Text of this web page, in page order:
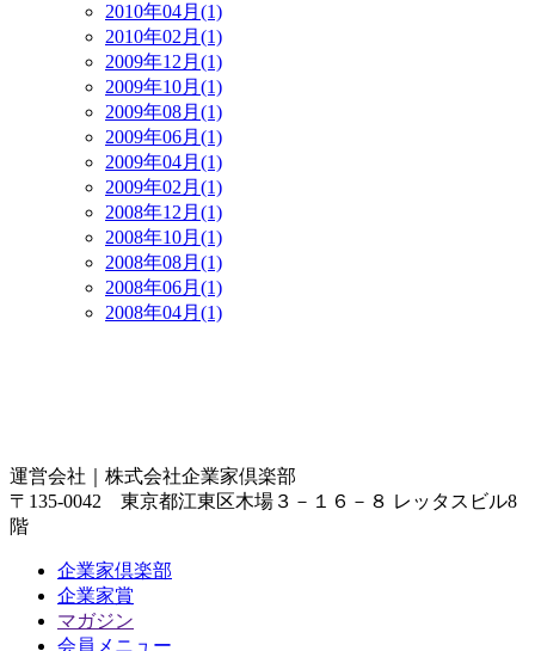
2010年04月(1)
2010年02月(1)
2009年12月(1)
2009年10月(1)
2009年08月(1)
2009年06月(1)
2009年04月(1)
2009年02月(1)
2008年12月(1)
2008年10月(1)
2008年08月(1)
2008年06月(1)
2008年04月(1)
運営会社｜ 株式会社企業家倶楽部
〒135-0042 東京都江東区木場３－１６－８ レッタスビル8
階
企業家倶楽部
企業家賞
マガジン
会員メニュー